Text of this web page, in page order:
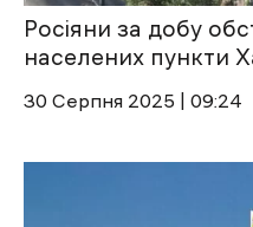
Росіяни за добу
населених пункти
30 Cерпня 2025 | 09:24